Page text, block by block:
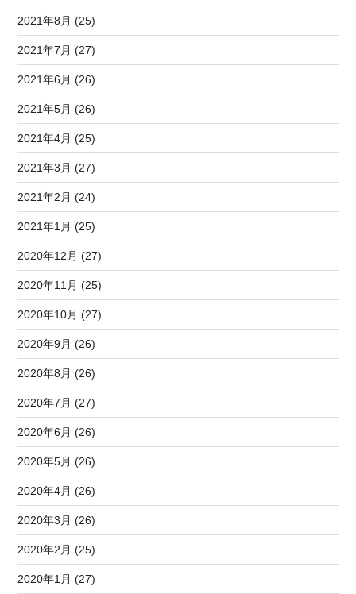
2021年8月 (25)
2021年7月 (27)
2021年6月 (26)
2021年5月 (26)
2021年4月 (25)
2021年3月 (27)
2021年2月 (24)
2021年1月 (25)
2020年12月 (27)
2020年11月 (25)
2020年10月 (27)
2020年9月 (26)
2020年8月 (26)
2020年7月 (27)
2020年6月 (26)
2020年5月 (26)
2020年4月 (26)
2020年3月 (26)
2020年2月 (25)
2020年1月 (27)